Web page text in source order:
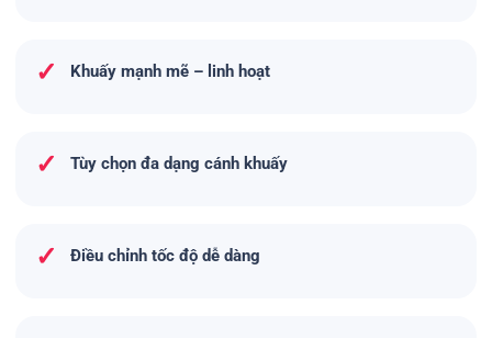
✓ Khuấy mạnh mẽ – linh hoạt
✓ Tùy chọn đa dạng cánh khuấy
✓ Điều chỉnh tốc độ dễ dàng